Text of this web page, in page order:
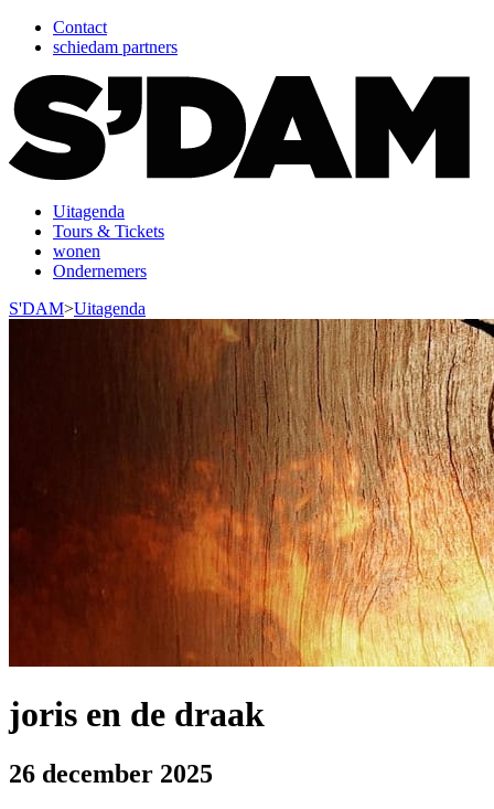
Contact
schiedam partners
Uitagenda
Tours & Tickets
wonen
Ondernemers
S'DAM>Uitagenda
joris en de draak
26 december 2025